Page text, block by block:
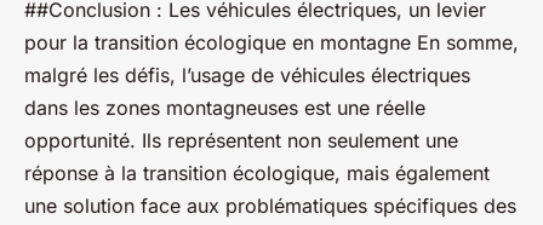
##Conclusion : Les véhicules électriques, un levier
pour la transition écologique en montagne En somme,
malgré les défis, l’usage de véhicules électriques
dans les zones montagneuses est une réelle
opportunité. Ils représentent non seulement une
réponse à la transition écologique, mais également
une solution face aux problématiques spécifiques des